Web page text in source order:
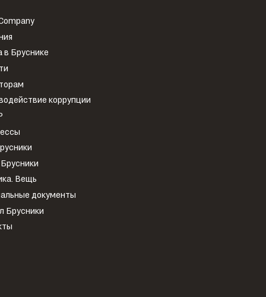
в Бруснике
коррупции
Вещь
документы
Брусники